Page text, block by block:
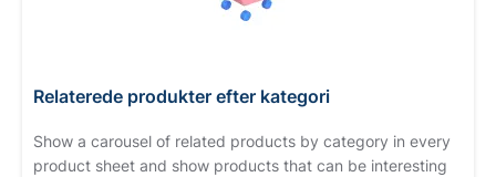
Relaterede produkter efter kategori
Show a carousel of related products by category in every
product sheet and show products that can be interesting